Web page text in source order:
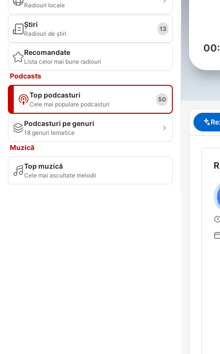
Radiouri locale
Știri
Radiouri de știri
13
Recomandate
Lista celor mai bune radiouri
Podcasts
Top podcasturi
Cele mai populare podcasturi
50
Podcasturi pe genuri
18 genuri tematice
Muzică
Top muzică
Cele mai ascultate melodii